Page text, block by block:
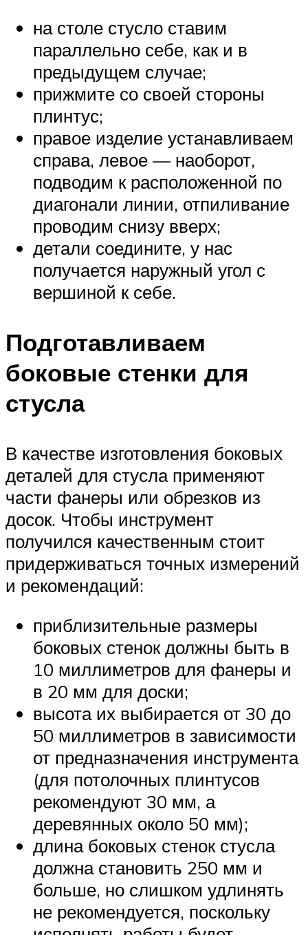
на столе стусло ставим
параллельно себе, как и в
предыдущем случае;
прижмите со своей стороны
плинтус;
правое изделие устанавливаем
справа, левое — наоборот,
подводим к расположенной по
диагонали линии, отпиливание
проводим снизу вверх;
детали соедините, у нас
получается наружный угол с
вершиной к себе.
Подготавливаем
боковые стенки для
стусла
В качестве изготовления боковых
деталей для стусла применяют
части фанеры или обрезков из
досок. Чтобы инструмент
получился качественным стоит
придерживаться точных измерений
и рекомендаций:
приблизительные размеры
боковых стенок должны быть в
10 миллиметров для фанеры и
в 20 мм для доски;
высота их выбирается от 30 до
50 миллиметров в зависимости
от предназначения инструмента
(для потолочных плинтусов
рекомендуют 30 мм, а
деревянных около 50 мм);
длина боковых стенок стусла
должна становить 250 мм и
больше, но слишком удлинять
не рекомендуется, поскольку